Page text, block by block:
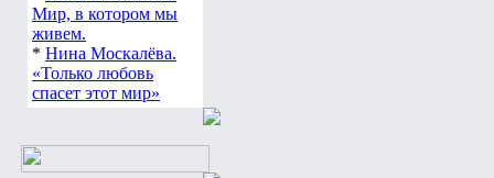
Мир, в котором мы
живем.
* Нина Москалёва.
«Только любовь
спасет этот мир»